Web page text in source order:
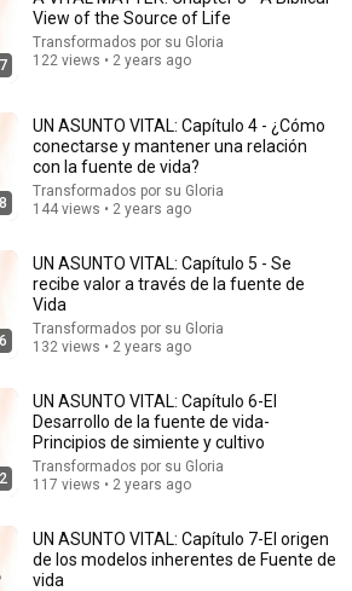
su Gloria
de los Monteros 2026
| Padre Ángel Espinosa 2026 • 153K
View of the Source of Life
Transformados por su Gloria
122 views • 2 years ago
UN ASUNTO VITAL: Capítulo 4 - ¿Cómo
conectarse y mantener una relación
con la fuente de vida?
Transformados por su Gloria
144 views • 2 years ago
UN ASUNTO VITAL: Capítulo 5 - Se
recibe valor a través de la fuente de
Vida
Transformados por su Gloria
132 views • 2 years ago
UN ASUNTO VITAL: Capítulo 6-El
Desarrollo de la fuente de vida-
Principios de simiente y cultivo
Transformados por su Gloria
117 views • 2 years ago
UN ASUNTO VITAL: Capítulo 7-El origen
de los modelos inherentes de Fuente de
vida